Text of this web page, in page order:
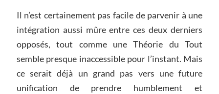
Il n’est certainement pas facile de parvenir à une
intégration aussi mûre entre ces deux derniers
opposés, tout comme une Théorie du Tout
semble presque inaccessible pour l’instant. Mais
ce serait déjà un grand pas vers une future
unification de prendre humblement et